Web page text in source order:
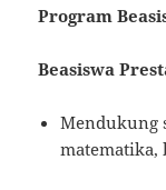
Program
Beasiswa
Mendukung
matematika,